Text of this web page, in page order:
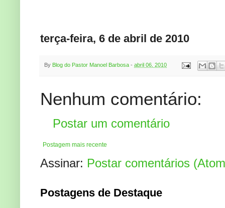
terça-feira, 6 de abril de 2010
By Blog do Pastor Manoel Barbosa - abril 06, 2010
Nenhum comentário:
Postar um comentário
Postagem mais recente
Assinar: Postar comentários
Postagens de Destaque